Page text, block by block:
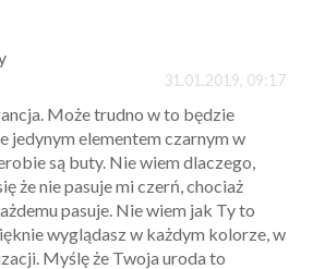
31.01.2019, 09:17
Może trudno w to będzie
jedynym elementem czarnym w
są buty. Nie wiem dlaczego,
że nie pasuje mi czerń, chociaż
pasuje. Nie wiem jak Ty to
wyglądasz w każdym kolorze, w
Myślę że Twoja uroda to